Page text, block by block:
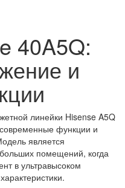
40A5Q:
и
линейки Hisense A5Q
функции и
является
помещений, когда
в ультравысоком